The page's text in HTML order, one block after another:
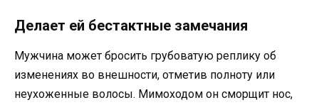
Делает ей бестактные замечания
Мужчина может бросить грубоватую реплику об
изменениях во внешности, отметив полноту или
неухоженные волосы. Мимоходом он сморщит нос,